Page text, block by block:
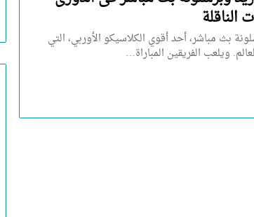
الناقلة
بث مباشر، أحد أقوي الكلاسيكو الأوربي، التي
ويلعب الفريقين المباراة…